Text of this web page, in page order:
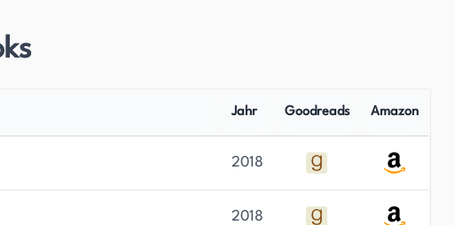
Jahr Goodreads Amazon
2018
2018